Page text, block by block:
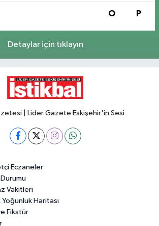
O P
Detaylar için tıklayın
| Lider Gazete Eskişehir'in Sesi
Eczaneler
Vakitleri
Haritası
Fikstür